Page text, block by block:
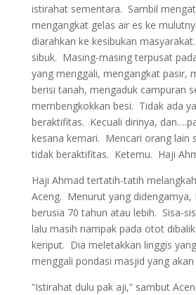
istirahat sementara. Sambil
mengangkat gelas air es ke
diarahkan ke kesibukan
sibuk. Masing-masing terpusat
yang menggali, mengangkat pasir,
berisi tanah, mengaduk campuran
membengkokkan besi. Tidak ada
beraktifitas. Kecuali dirinya,
kesana kemari. Mencari orang lain
tidak beraktifitas. Ketemu. Haji
Haji Ahmad tertatih-tatih
Aceng. Menurut yang didengarnya,
berusia 70 tahun atau lebih. Sisa-
lalu masih nampak pada otot
keriput. Dia meletakkan linggis
menggali pondasi masjid yang akan
“Istirahat dulu pak aji,” sambut